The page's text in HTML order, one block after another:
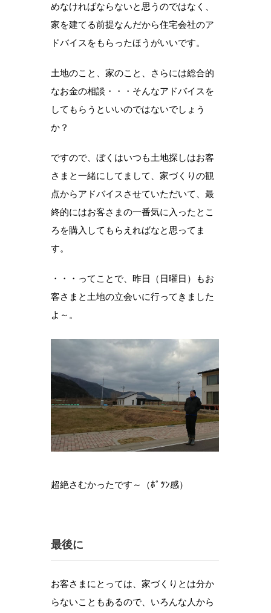
めなければならないと思うのではなく、
家を建てる前提なんだから住宅会社のア
ドバイスをもらったほうがいいです。
土地のこと、家のこと、さらには総合的
なお金の相談・・・そんなアドバイスを
してもらうといいのではないでしょう
か？
ですので、ぼくはいつも土地探しはお客
さまと一緒にしてまして、家づくりの観
点からアドバイスさせていただいて、最
終的にはお客さまの一番気に入ったとこ
ろを購入してもらえればなと思ってま
す。
・・・ってことで、昨日（日曜日）もお
客さまと土地の立会いに行ってきました
よ～。
超絶さむかったです～（ﾎﾟﾂﾝ感）
最後に
お客さまにとっては、家づくりとは分か
らないこともあるので、いろんな人から